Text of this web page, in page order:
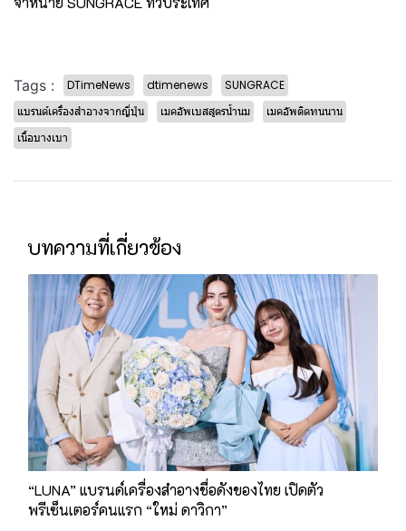
Tags : DTimeNews dtimenews
SUNGRACE
แบรนด์เครื่องสำอางจากญี่ปุ่น
เมคอัพเบสสูตรน้ำนม
เมคอัพติดทนนาน
เนื้อบางเบา
บทความที่เกี่ยวข้อง
“LUNA” แบรนด์เครื่องสำอางชื่อดังของไทย เปิดตัว
พรีเซ็นเตอร์คนแรก “ใหม่ ดาวิกา”